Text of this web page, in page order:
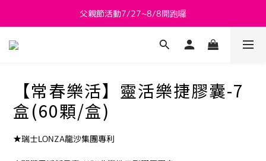
新會員送 $800購物金
父親節活動7/27~8/8開跑囉
新會員送 $800購物金
【常春樂活】靈活樂捷膠囊-7
盒(60顆/盒)
★瑞士LONZA龍沙集團專利